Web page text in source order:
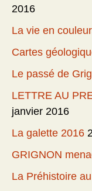
2016
La vie en
Cartes
Le passé de
LETTRE AU
janvier 2016
La galette 2016
GRIGNON
La Préhistoire